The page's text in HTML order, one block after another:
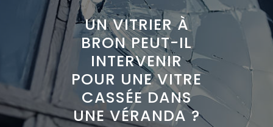
UN VITRIER À
BRON PEUT-IL
INTERVENIR
POUR UNE VITRE
CASSÉE DANS
UNE VÉRANDA ?